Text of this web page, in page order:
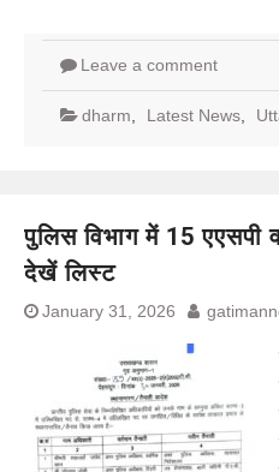
Leave a comment
dharm Latest News
पुलिस विभाग में 15 एएसपी
देखें लिस्ट
January 31, 2026